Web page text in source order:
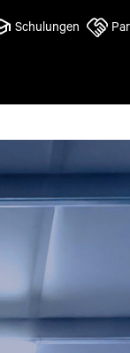
Schulungen